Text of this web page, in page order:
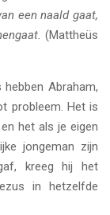
een naald gaat,
(Mattheüs
Abraham,
probleem. Het is
het als je eigen
jongeman zijn
kreeg hij het
in hetzelfde